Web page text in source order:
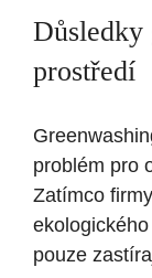
Důsledky
prostředí
problém pro
Zatímco
pouze